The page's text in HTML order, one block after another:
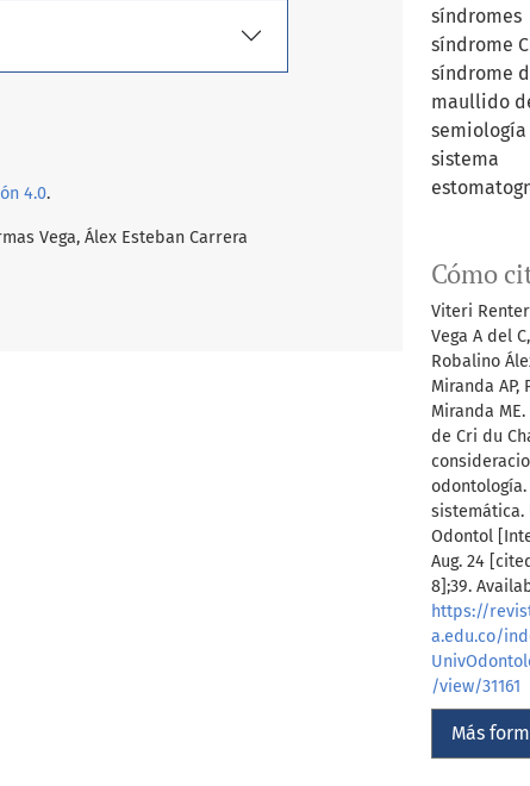
síndromes
síndrome
síndrome
maullido
semiología
sistema
Cómo
Viteri
Vega A del
Robalino
Miranda AP,
Miranda
de Cri du
odontología.
sistemática.
Odontol
Aug. 24
8];39.
https://
a.edu.co/
/view/31161
Más
4.0.
Vega, Álex Esteban Carrera